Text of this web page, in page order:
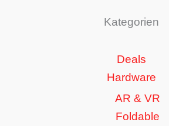
Kategorien
Deals
Hardware
AR & VR
Foldable